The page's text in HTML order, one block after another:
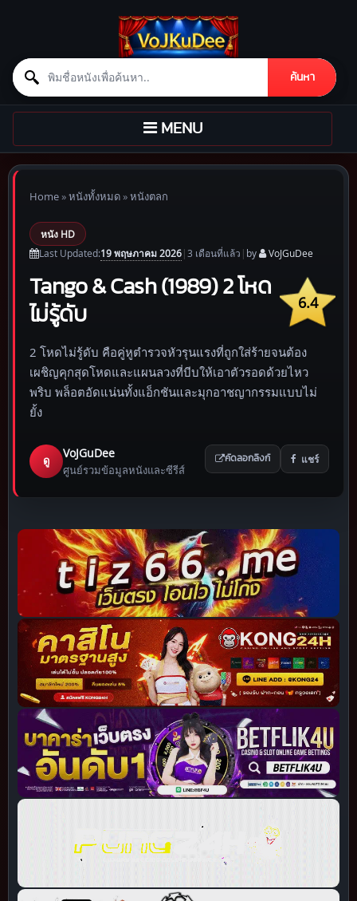
Search for:
ค้นหา
Skip to content
TOGGLE
NAVIGATION
MENU
Home»หนังทั้งหมด»หนังตลก
หนัง HD
Last Updated:19 พฤษภาคม 2026|3 เดือนที่แล้ว | by VoJGuDee
6.4
Tango & Cash (1989) 2 โหด
ไม่รู้ดับ
2 โหดไม่รู้ดับ คือคู่หูตำรวจหัวรุนแรงที่ถูกใส่ร้ายจนต้อง
เผชิญคุกสุดโหดและแผนลวงที่บีบให้เอาตัวรอดด้วยไหว
พริบ พล็อตอัดแน่นทั้งแอ็กชันและมุกอาชญากรรมแบบไม่
ยั้ง
ดู
VoJGuDee
ศูนย์รวมข้อมูลหนังและซีรีส์
คัดลอกลิงก์ แชร์